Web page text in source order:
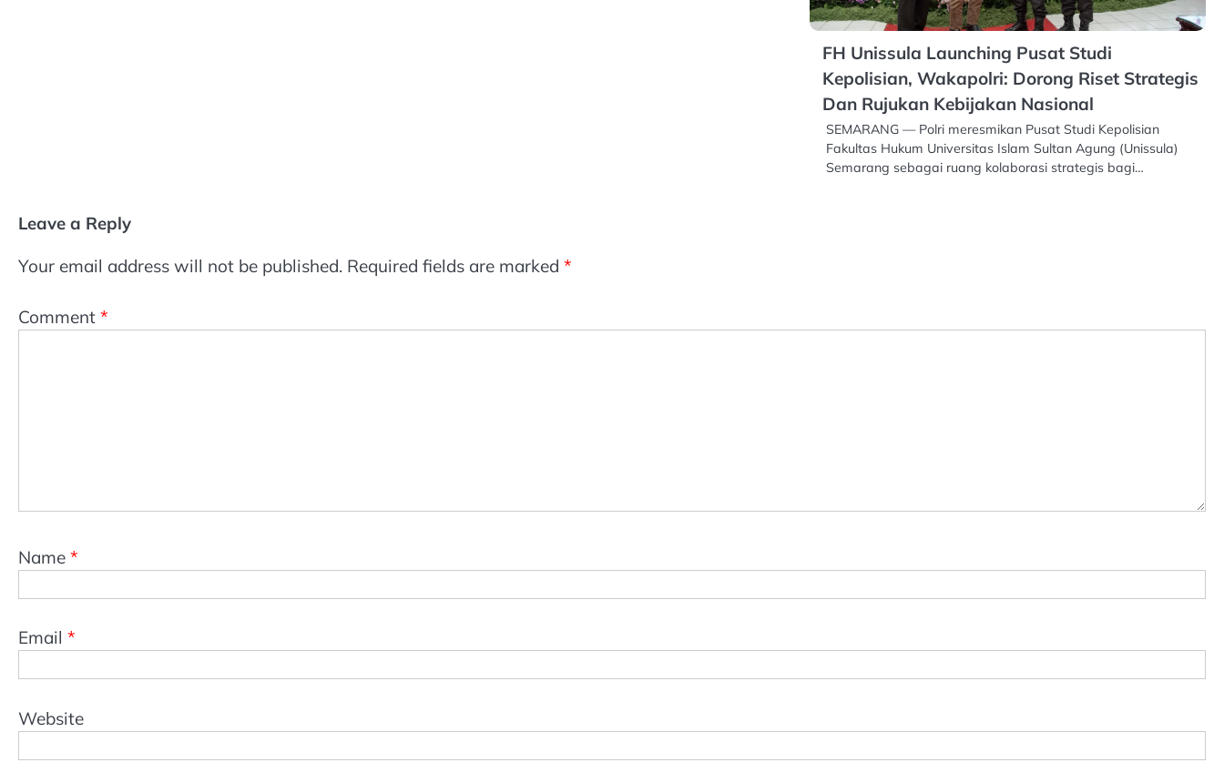
FH Unissula Launching Pusat Studi
Kepolisian, Wakapolri: Dorong Riset Strategis
Dan Rujukan Kebijakan Nasional
SEMARANG — Polri meresmikan Pusat Studi Kepolisian
Fakultas Hukum Universitas Islam Sultan Agung (Unissula)
Semarang sebagai ruang kolaborasi strategis bagi…
Leave a Reply
Your email address will not be published. Required fields are marked *
Comment *
Name *
Email *
Website